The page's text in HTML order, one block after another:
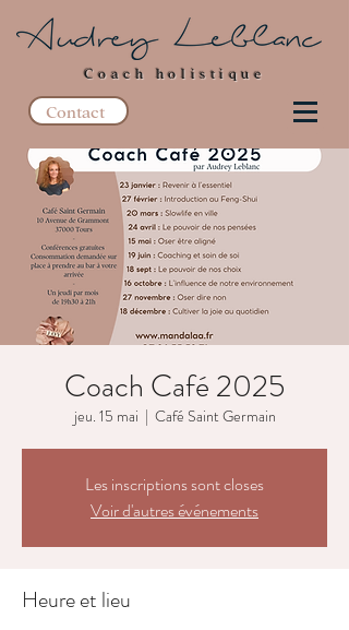
Coach holistique
Contact
Coach Café 2025
jeu. 15 mai
  |
Café Saint Germain
Les inscriptions sont closes
Voir d'autres événements
Heure et lieu